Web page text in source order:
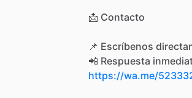
📩 Contacto
📌 Escríbenos
📲 Respuesta
https://wa.me/